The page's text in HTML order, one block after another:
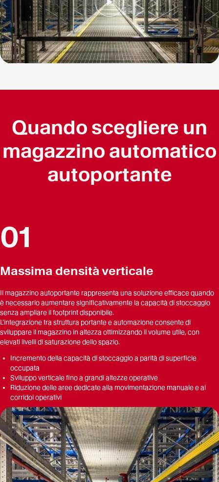
Quando scegliere un
magazzino automatico
autoportante
01
Massima densità verticale
Il magazzino autoportante rappresenta una soluzione efficace quando
è necessario aumentare significativamente la capacità di stoccaggio
senza ampliare il footprint disponibile.
L’integrazione tra struttura portante e automazione consente di
sviluppare il magazzino in altezza ottimizzando il volume utile, con
elevati livelli di saturazione dello spazio.
Incremento della capacità di stoccaggio a parità di superficie
occupata
Sviluppo verticale fino a grandi altezze operative
Riduzione delle aree dedicate alla movimentazione manuale e ai
corridoi operativi